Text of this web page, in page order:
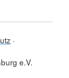
e.V.